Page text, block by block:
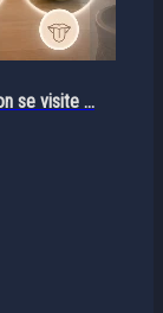
se visite ...